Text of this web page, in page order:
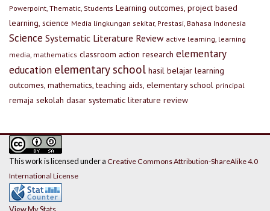
Powerpoint, Thematic, Students Learning outcomes, project based
learning, science Media lingkungan sekitar, Prestasi, Bahasa Indonesia
Science Systematic Literature Review active learning, learning
media, mathematics classroom action research elementary
education elementary school hasil belajar learning
outcomes, mathematics, teaching aids, elementary school principal
remaja sekolah dasar systematic literature review
This work is licensed under a Creative Commons Attribution-ShareAlike 4.0
International License